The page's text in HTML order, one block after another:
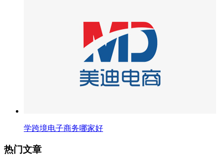
学跨境电子商务哪家好
热门文章